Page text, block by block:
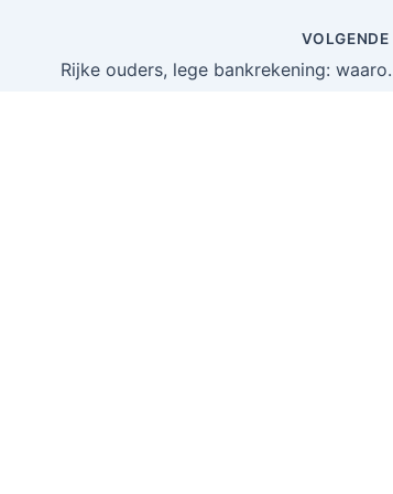
VOLGENDE
Rijke ouders, lege